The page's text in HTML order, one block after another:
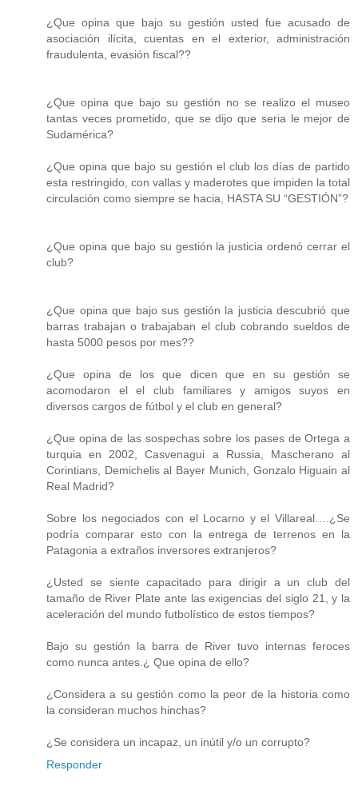
¿Que opina que bajo su gestión usted fue acusado de
asociación ilícita, cuentas en el exterior, administración
fraudulenta, evasión fiscal??
¿Que opina que bajo su gestión no se realizo el museo
tantas veces prometido, que se dijo que seria le mejor de
Sudamérica?
¿Que opina que bajo su gestión el club los días de partido
esta restringido, con vallas y maderotes que impiden la total
circulación como siempre se hacia, HASTA SU “GESTIÓN”?
¿Que opina que bajo su gestión la justicia ordenó cerrar el
club?
¿Que opina que bajo sus gestión la justicia descubrió que
barras trabajan o trabajaban el club cobrando sueldos de
hasta 5000 pesos por mes??
¿Que opina de los que dicen que en su gestión se
acomodaron el el club familiares y amigos suyos en
diversos cargos de fútbol y el club en general?
¿Que opina de las sospechas sobre los pases de Ortega a
turquia en 2002, Casvenagui a Russia, Mascherano al
Corintians, Demichelis al Bayer Munich, Gonzalo Higuain al
Real Madrid?
Sobre los negociados con el Locarno y el Villareal….¿Se
podría comparar esto con la entrega de terrenos en la
Patagonia a extraños inversores extranjeros?
¿Usted se siente capacitado para dirigir a un club del
tamaño de River Plate ante las exigencias del siglo 21, y la
aceleración del mundo futbolístico de estos tiempos?
Bajo su gestión la barra de River tuvo internas feroces
como nunca antes.¿ Que opina de ello?
¿Considera a su gestión como la peor de la historia como
la consideran muchos hinchas?
¿Se considera un incapaz, un inútil y/o un corrupto?
Responder